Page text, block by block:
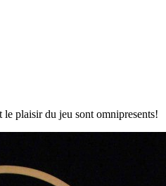
plaisir du jeu sont omnipresents!